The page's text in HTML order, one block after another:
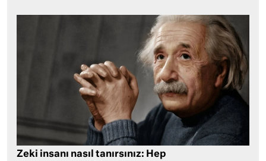
Zeki insanı nasıl tanırsınız: Hep